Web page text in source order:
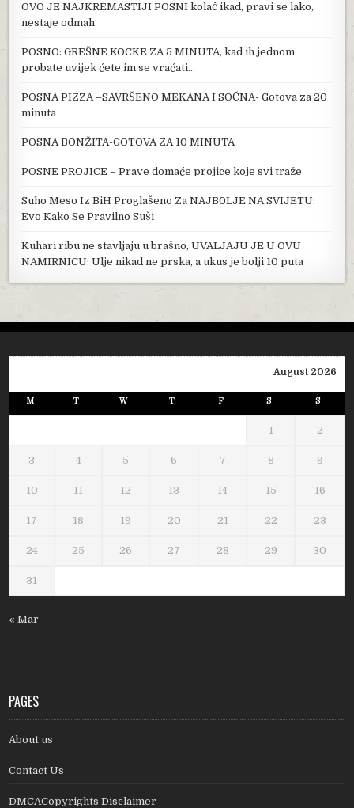
OVO JE NAJKREMASTIJI POSNI kolač ikad, pravi se lako,
nestaje odmah
POSNO: GREŠNE KOCKE ZA 5 MINUTA, kad ih jednom
probate uvijek ćete im se vraćati…
POSNA PIZZA –SAVRŠENO MEKANA I SOČNA- Gotova za 20
minuta
POSNA BONŽITA-GOTOVA ZA 10 MINUTA
POSNE PROJICE – Prave domaće projice koje svi traže
Suho Meso Iz BiH Proglašeno Za NAJB0LJE NA SVIJETU:
Evo Kako Se Pravilno Suši
Kuhari ribu ne stavljaju u brašno, UVALJAJU JE U OVU
NAMIRNICU: Ulje nikad ne prska, a ukus je bolji 10 puta
August 2026
M T W T F S S
1 2
3 4 5 6 7 8 9
10 11 12 13 14 15 16
17 18 19 20 21 22 23
24 25 26 27 28 29 30
31
« Mar
PAGES
About us
Contact Us
DMCACopyrights Disclaimer